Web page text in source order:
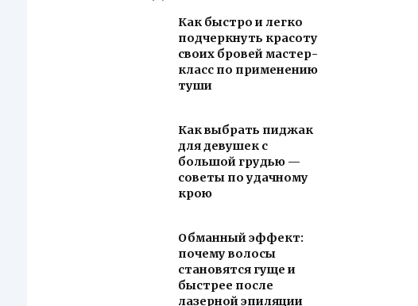
Как быстро и легко
подчеркнуть красоту
своих бровей мастер-
класс по применению
туши
Как выбрать пиджак
для девушек с
большой грудью —
советы по удачному
крою
Обманный эффект:
почему волосы
становятся гуще и
быстрее после
лазерной эпиляции